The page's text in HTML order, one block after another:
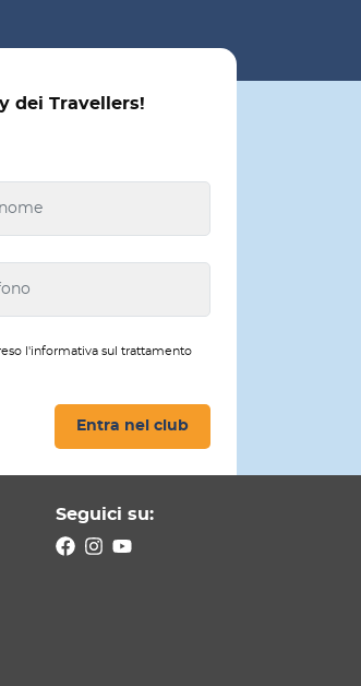
dei Travellers!
l'informativa sul trattamento
Entra nel club
Seguici su: